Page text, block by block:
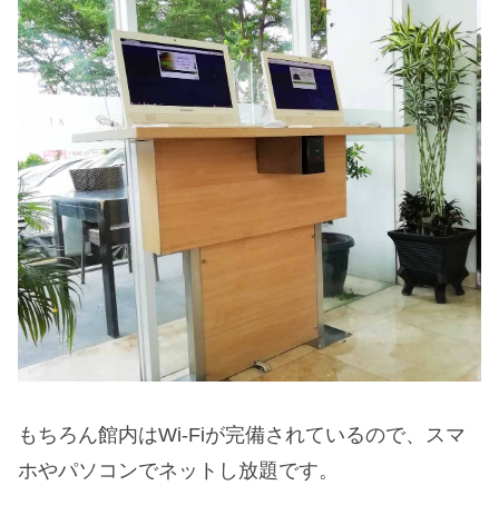
もちろん館内はWi-Fiが完備されているので、スマ
ホやパソコンでネットし放題です。